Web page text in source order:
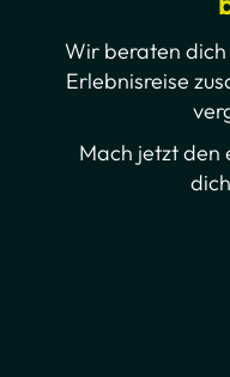
Wir beraten
Erlebnisreise
Mach jetzt den